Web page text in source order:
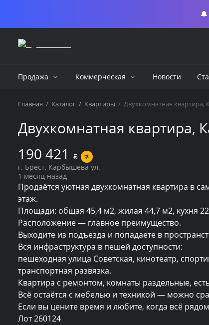
Продажа Коммерческая Новости
Главная / Каталог / Квартиры / Двухкомнатная квартира,
Двухкомнатная квартира,
190 421 BYN
г. Брест, Карбышева ул.
1 месяц назад
Продаётся уютная двухкомнатная квартира в
этаж.
Площади: общая 45,4 м2, жилая 44,7 м2, кухня
Расположение — главное преимущество.
Выходите из подъезда и попадаете в
Вся инфраструктура в пешей доступности:
пешеходная улица Советская, кинотеатр,
транспортная развязка.
Квартира с ремонтом, комнаты раздельные,
Всё остаётся с мебелью и техникой — можно
Если вы цените время и любите, когда всё
Лот 260124